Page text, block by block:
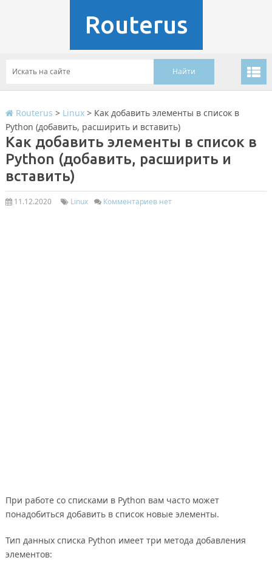
Routerus
Routerus > Linux> Как добавить элементы в список в
Python (добавить, расширить и вставить)
Как добавить элементы в список в
Python (добавить, расширить и
вставить)
11.12.2020 Linux Комментариев нет
При работе со списками в Python вам часто может
понадобиться добавить в список новые элементы.
Тип данных списка Python имеет три метода добавления
элементов: